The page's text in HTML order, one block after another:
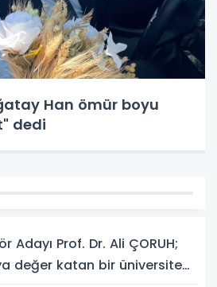
Han ömür boyu
dedi
Adayı Prof. Dr. Ali ÇORUH;
değer katan bir üniversite